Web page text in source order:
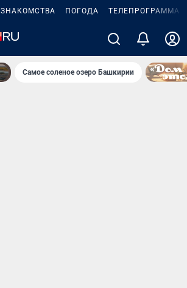
ЗНАКОМСТВА ПОГОДА ТЕЛЕПРОГРАММА
Самое соленое озеро Башкирии